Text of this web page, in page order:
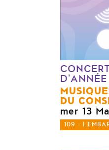
D'ANNÉE
DU
mer 13
109 -